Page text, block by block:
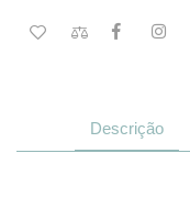
Descrição